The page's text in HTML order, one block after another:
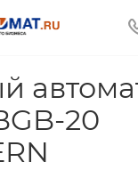
20